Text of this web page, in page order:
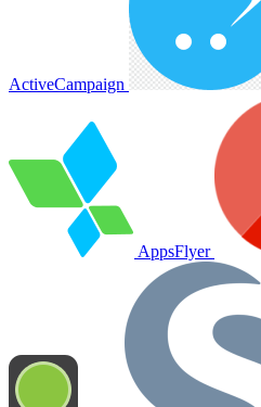
ActiveCampaign
AppsFlyer